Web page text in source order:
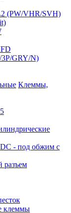
(PW/VHR/SVH)
GRY/N)
Клеммы,
DC - под обжим с